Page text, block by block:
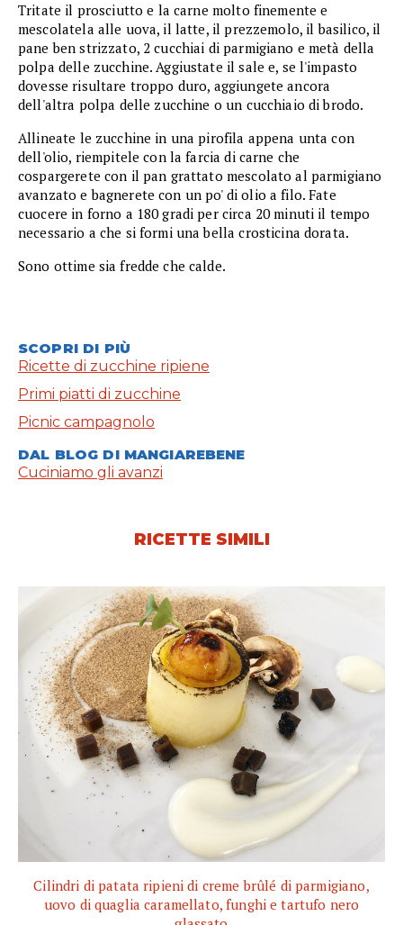
Tritate il prosciutto e la carne molto finemente e
mescolatela alle uova, il latte, il prezzemolo, il basilico, il
pane ben strizzato, 2 cucchiai di parmigiano e metà della
polpa delle zucchine. Aggiustate il sale e, se l'impasto
dovesse risultare troppo duro, aggiungete ancora
dell'altra polpa delle zucchine o un cucchiaio di brodo.
Allineate le zucchine in una pirofila appena unta con
dell'olio, riempitele con la farcia di carne che
cospargerete con il pan grattato mescolato al parmigiano
avanzato e bagnerete con un po' di olio a filo. Fate
cuocere in forno a 180 gradi per circa 20 minuti il tempo
necessario a che si formi una bella crosticina dorata.
Sono ottime sia fredde che calde.
SCOPRI DI PIÙ
Ricette di zucchine ripiene
Primi piatti di zucchine
Picnic campagnolo
DAL BLOG DI MANGIAREBENE
Cuciniamo gli avanzi
RICETTE SIMILI
Cilindri di patata ripieni di creme brûlé di parmigiano,
uovo di quaglia caramellato, funghi e tartufo nero